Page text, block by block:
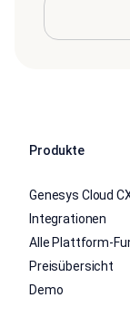
Produkte
Genesys Cloud
Integrationen
Alle Plattform-
Preisübersicht
Demo